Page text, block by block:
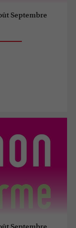
Septembre